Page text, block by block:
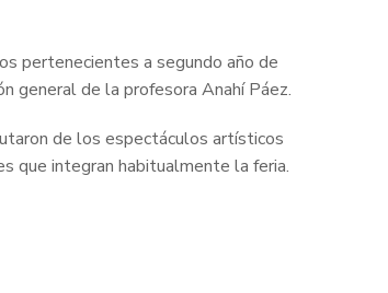
pertenecientes a segundo año de
general de la profesora Anahí Páez.
de los espectáculos artísticos
que integran habitualmente la feria.